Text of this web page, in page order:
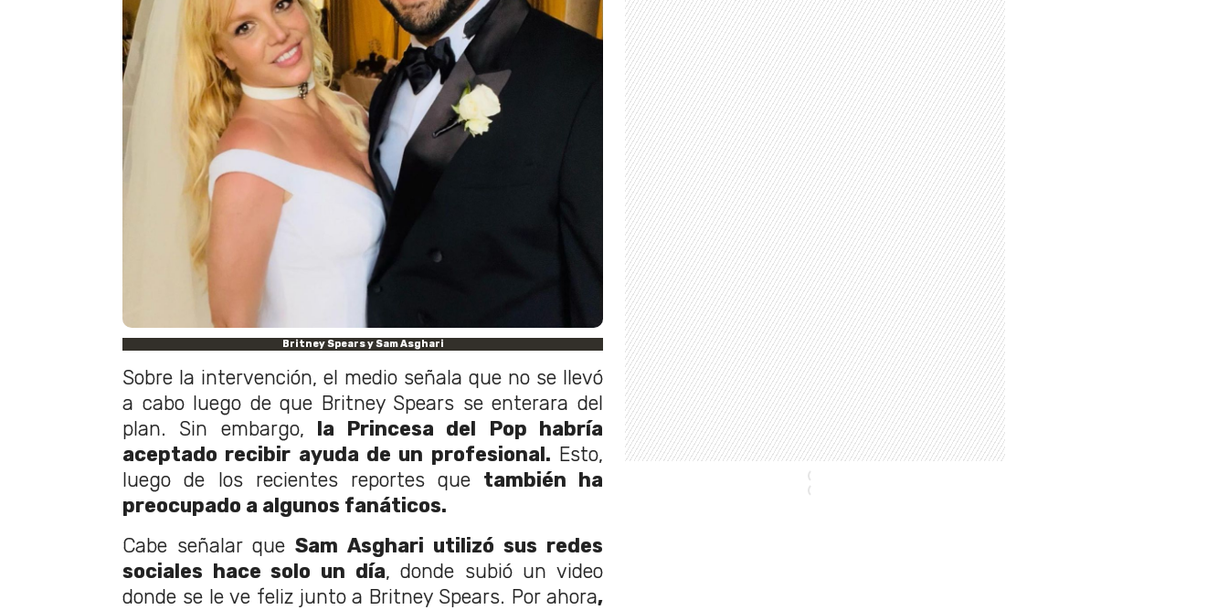
Britney Spears y Sam Asghari
Sobre la intervención, el medio señala que no se llevó
a cabo luego de que Britney Spears se enterara del
plan. Sin embargo,
la Princesa del Pop habría
aceptado recibir ayuda de un profesional. Esto,
luego de los recientes reportes que también ha
preocupado a algunos fanáticos.
Cabe señalar queSam Asghari utilizó sus redes
sociales hace solo un día, donde subió un video
donde se le ve feliz junto a Britney Spears. Por ahora,